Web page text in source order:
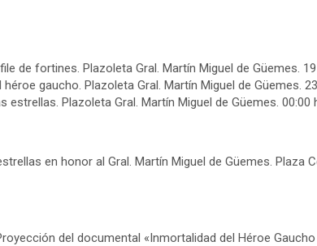
de fortines. Plazoleta Gral. Martín Miguel de Güemes. 19
gaucho. Plazoleta Gral. Martín Miguel de Güemes.
estrellas. Plazoleta Gral. Martín Miguel de Güemes. 00:00
en honor al Gral. Martín Miguel de Güemes. Plaza
del documental «Inmortalidad del Héroe